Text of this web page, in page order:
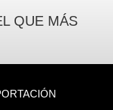
QUE MÁS